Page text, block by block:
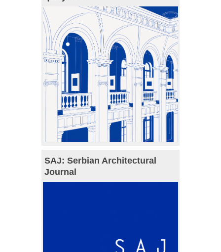
SAJ: Serbian Architectural
Journal